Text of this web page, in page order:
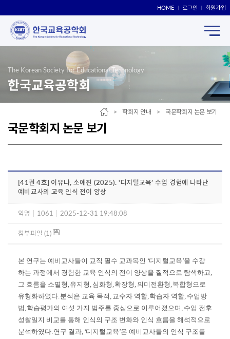
HOME 로그인 회원가입
The Korean Society for Educational Technology
한국교육공학회
국문학회지 논문 보기
> 학회지 안내 > 국문학회지 논문 보기
[41권 4호] 이유나, 소애진 (2025). ‘디지털교육’ 수업 경험에 나타난
예비교사의 교육 인식 전이 양상
익명 1061 2025-12-31 19:48:08
첨부파일 (1)
본 연구는 예비교사들이 교직 필수 교과목인 ‘디지털교육’을 수강
하는 과정에서 경험한 교육 인식의 전이 양상을 질적으로 탐색하고,
그 흐름을 소멸형 ,유지형 , 심화형 ,확장형 , 의미전환형 ,복합형으로
유형화하였다.분석은 교육 목적 , 교수자 역할,학습자 역할, 수업방
법 ,학습평가의 여섯 가지 범주를 중심으로 이루어졌으며 , 수업 전후
성찰일지 비교를 통해 인식의 구조 변화와 인식 흐름을 해석적으로
분석하였다.연구 결과, ‘디지털교육’은 예비교사들의 인식 구조를